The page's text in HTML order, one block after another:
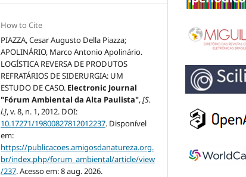
How to Cite
PIAZZA, Cesar Augusto Della Piazza;
APOLINÁRIO, Marco Antonio Apolinário.
LOGÍSTICA REVERSA DE PRODUTOS
REFRATÁRIOS DE SIDERURGIA: UM
ESTUDO DE CASO. Electronic Journal
"Fórum Ambiental da Alta Paulista",[S.
l.], v. 8, n. 1, 2012. DOI:
10.17271/19800827812012237. Disponível
em:
https://publicacoes.amigosdanatureza.org.
br/index.php/forum_ambiental/article/view
/237. Acesso em: 8 aug. 2026.